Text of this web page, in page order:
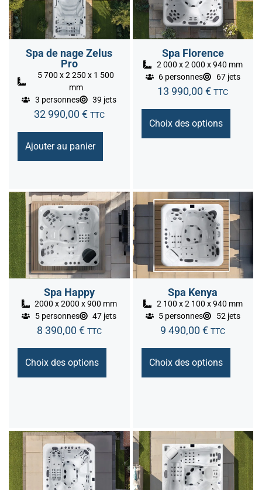
Spa de nage Zelus
Pro
5 700 x 2 250 x 1 500
mm
3 personnes
39 jets
32 990,00 € TTC
Ajouter au panier
Spa Florence
2 000 x 2 000 x 940 mm
6 personnes
67 jets
13 990,00€ TTC
Choix des options
Spa Happy
2000 x 2000 x 900 mm
5 personnes
47 jets
8 390,00 € TTC
Choix des options
Spa Kenya
2 100 x 2 100 x 940 mm
5 personnes
52 jets
9 490,00€ TTC
Choix des options